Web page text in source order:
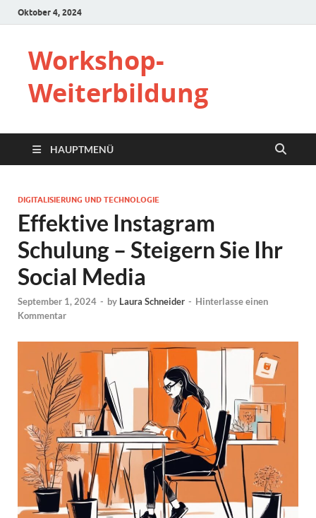
Oktober 4, 2024
Workshop-
Weiterbildung
HAUPTMENÜ
DIGITALISIERUNG UND TECHNOLOGIE
Effektive Instagram
Schulung – Steigern Sie Ihr
Social Media
September 1, 2024 - by Laura Schneider - Hinterlasse einen
Kommentar